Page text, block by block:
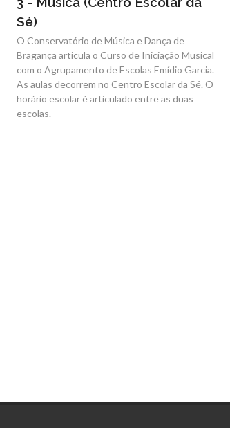
Sé)
O Conservatório de Música e Dança de
Bragança articula o Curso de Iniciação Musical
com o Agrupamento de Escolas Emídio Garcia.
As aulas decorrem no Centro Escolar da Sé. O
horário escolar é articulado entre as duas
escolas.